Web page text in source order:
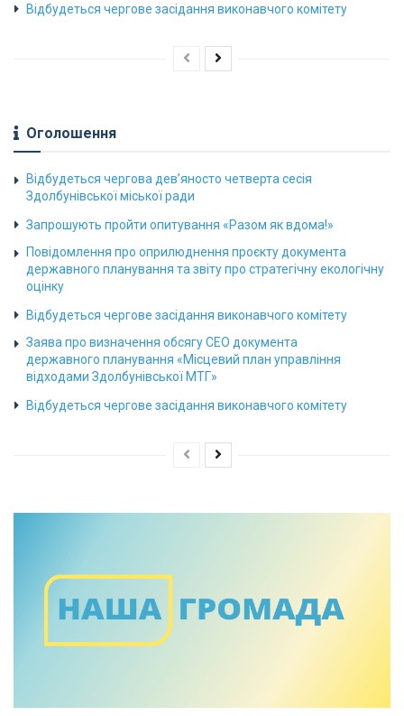
Відбудеться чергове засідання виконавчого комітету
Оголошення
Відбудеться чергова дев’яносто четверта сесія
Здолбунівської міської ради
Запрошують пройти опитування «Разом як вдома!»
Повідомлення про оприлюднення проєкту документа
державного планування та звіту про стратегічну екологічну
оцінку
Відбудеться чергове засідання виконавчого комітету
Заява про визначення обсягу СЕО документа
державного планування «Місцевий план управління
відходами Здолбунівської МТГ»
Відбудеться чергове засідання виконавчого комітету